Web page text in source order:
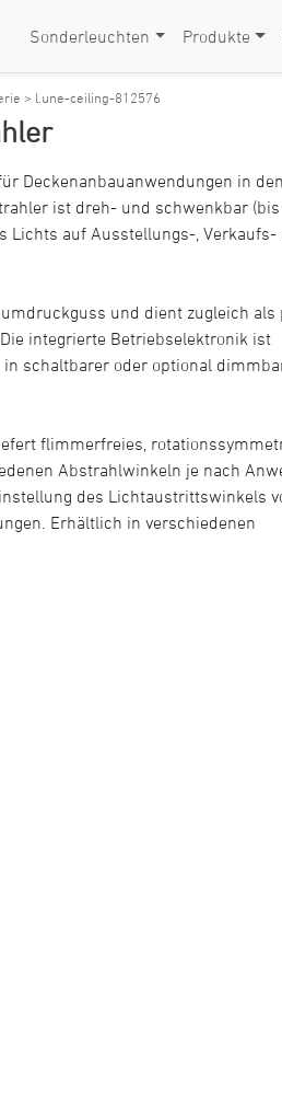
Sonderleuchten Produkte
> l.une-ceiling-812576
Deckenanbauanwendungen in den
ist dreh- und schwenkbar (bis
Lichts auf Ausstellungs-, Verkaufs-
und dient zugleich als
integrierte Betriebselektronik ist
schaltbarer oder optional
flimmerfreies,
Abstrahlwinkeln je nach
des Lichtaustrittswinkels
Erhältlich in verschiedenen